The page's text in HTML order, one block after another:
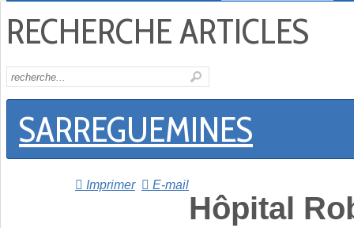
RECHERCHE ARTICLES
SARREGUEMINES
Imprimer E-mail
Hôpital